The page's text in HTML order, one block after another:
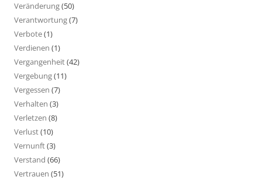
Veränderung(50)
Verantwortung(7)
Verbote(1)
Verdienen (1)
Vergangenheit(42)
Vergebung(11)
Vergessen (7)
Verhalten (3)
Verletzen (8)
Verlust(10)
Vernunft(3)
Verstand (66)
Vertrauen (51)